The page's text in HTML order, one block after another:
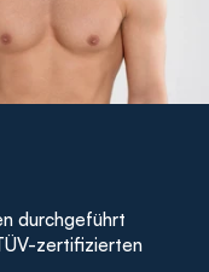
durchgeführt
zertifizierten